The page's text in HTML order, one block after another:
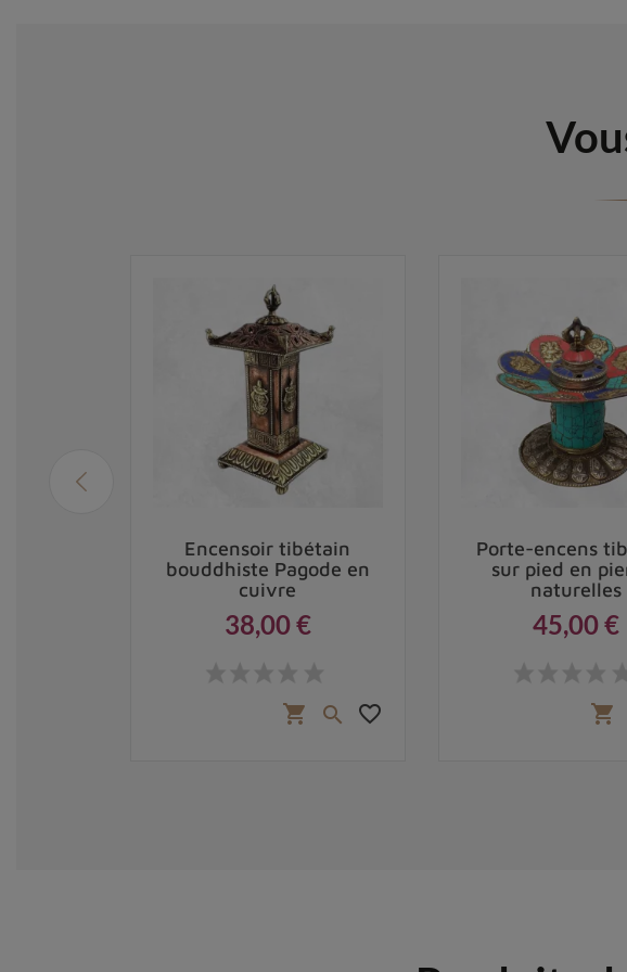
Encensoir tibétain
bouddhiste Pagode en
cuivre
38,00 €
shopping_cart  favorite_border
Porte-encens
sur pied en
naturelles
45,00 €
shopping_cart